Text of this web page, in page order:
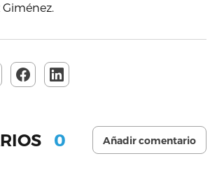
Giménez.
0 Añadir comentario